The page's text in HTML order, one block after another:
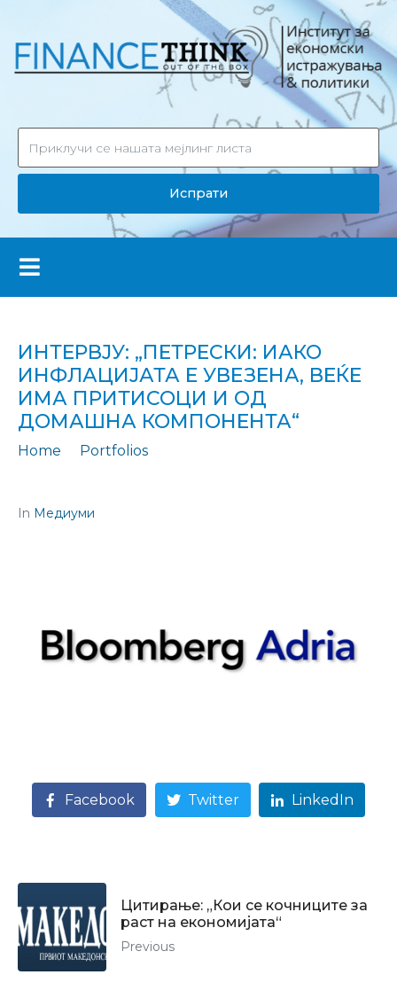
Испрати
ИНТЕРВЈУ: „ПЕТРЕСКИ: ИАКО
ИНФЛАЦИЈАТА Е УВЕЗЕНА, ВЕЌЕ
ИМА ПРИТИСОЦИ И ОД
ДОМАШНА КОМПОНЕНТА“
Home
Portfolios
In Медиуми
Facebook Twitter LinkedIn
Цитирање: „Кои се кочниците за
раст на економијата“
Previous